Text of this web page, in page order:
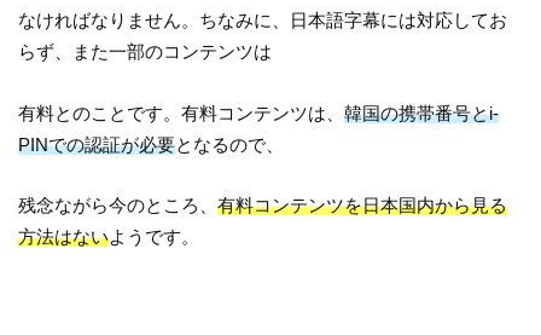
なければなりません。ちなみに、日本語字幕には対応してお
らず、また一部のコンテンツは
有料とのことです。有料コンテンツは、韓国の携帯番号とi-
PINでの認証が必要となるので、
残念ながら今のところ、有料コンテンツを日本国内から見る
方法はないようです。